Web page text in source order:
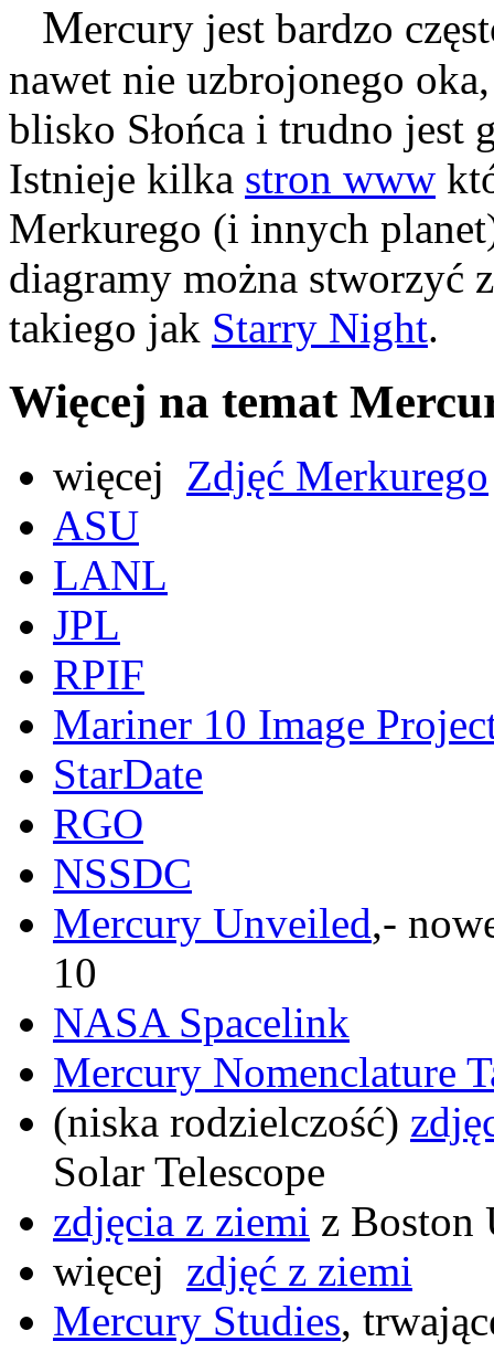
Mercury jest bardzo
nawet nie uzbrojonego
blisko Słońca i trudno jest
Istnieje kilka stron www
Merkurego (i innych
diagramy można stworzyć
takiego jak Starry Night.
Więcej na temat
więcej Zdjęć Merkurego
ASU
LANL
JPL
RPIF
Mariner 10 Image
StarDate
RGO
NSSDC
Mercury Unveiled,-
10
NASA Spacelink
Mercury Nomenclature
(niska rodzielczość)
Solar Telescope
zdjęcia z ziemi z Boston
więcej zdjęć z ziemi
Mercury Studies,